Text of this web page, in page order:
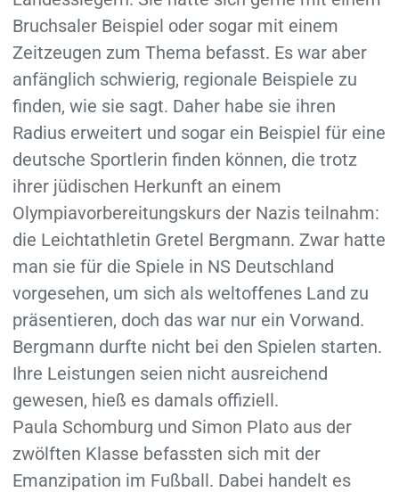
Bruchsaler Beispiel oder sogar mit einem
Zeitzeugen zum Thema befasst. Es war aber
anfänglich schwierig, regionale Beispiele zu
finden, wie sie sagt. Daher habe sie ihren
Radius erweitert und sogar ein Beispiel für eine
deutsche Sportlerin finden können, die trotz
ihrer jüdischen Herkunft an einem
Olympiavorbereitungskurs der Nazis teilnahm:
die Leichtathletin Gretel Bergmann. Zwar hatte
man sie für die Spiele in NS Deutschland
vorgesehen, um sich als weltoffenes Land zu
präsentieren, doch das war nur ein Vorwand.
Bergmann durfte nicht bei den Spielen starten.
Ihre Leistungen seien nicht ausreichend
gewesen, hieß es damals offiziell.
Paula Schomburg und Simon Plato aus der
zwölften Klasse befassten sich mit der
Emanzipation im Fußball. Dabei handelt es